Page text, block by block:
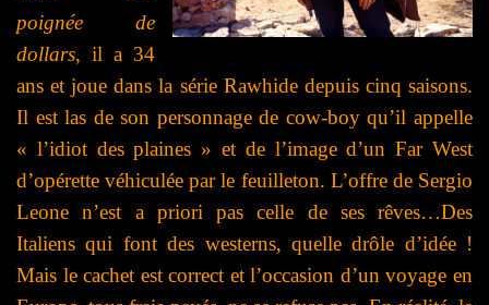
poignée de
dollars, il a 34
ans et joue dans la série Rawhide depuis cinq saisons.
Il est las de son personnage de cow-boy qu’il appelle
« l’idiot des plaines » et de l’image d’un Far West
d’opérette véhiculée par le feuilleton. L’offre de Sergio
Leone n’est a priori pas celle de ses rêves…Des
Italiens qui font des westerns, quelle drôle d’idée !
Mais le cachet est correct et l’occasion d’un voyage en